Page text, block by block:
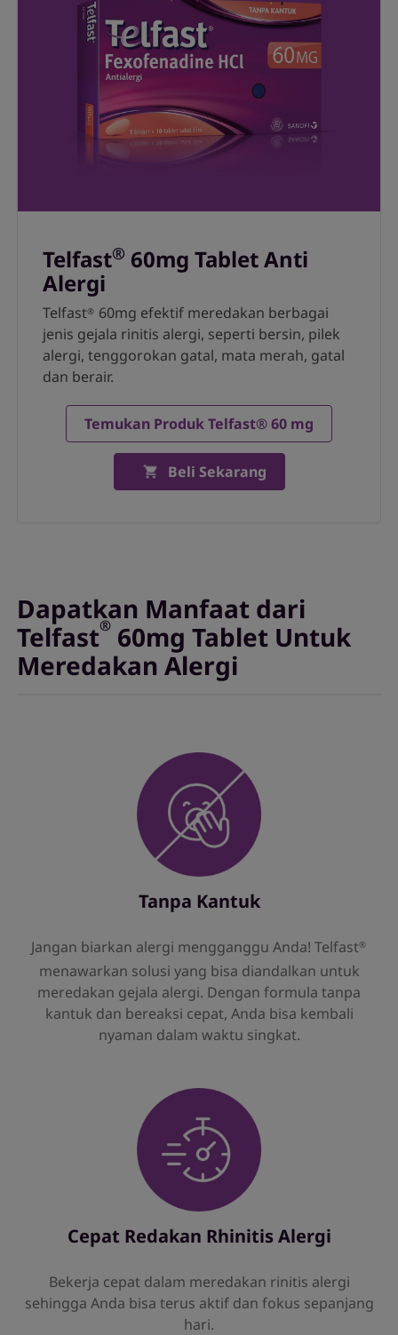
Telfast® 60mg Tablet Anti
Alergi
Telfast® 60mg efektif meredakan berbagai
jenis gejala rinitis alergi, seperti bersin, pilek
alergi, tenggorokan gatal, mata merah, gatal
dan berair.
Temukan Produk Telfast® 60 mg
Beli Sekarang
Dapatkan Manfaat dari
Telfast®60mg Tablet Untuk
Meredakan Alergi
Tanpa Kantuk
Jangan biarkan alergi mengganggu Anda! Telfast®
menawarkan solusi yang bisa diandalkan untuk
meredakan gejala alergi. Dengan formula tanpa
kantuk dan bereaksi cepat, Anda bisa kembali
nyaman dalam waktu singkat.
Cepat Redakan Rhinitis Alergi
Bekerja cepat dalam meredakan rinitis alergi
sehingga Anda bisa terus aktif dan fokus sepanjang
hari.